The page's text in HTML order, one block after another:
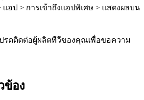
แอป > การเข้าถึงแอปพิเศษ > แสดงผลบน
รดติดต่อผู้ผลิตทีวีของคุณเพื่อขอความ
ข้อง